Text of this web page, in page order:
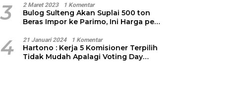
3 2 Maret 2023 1 Komentar
Bulog Sulteng Akan Suplai 500 ton
Beras Impor ke Parimo, Ini Harga per
4 21 Januari 2024 1 Komentar
Hartono : Kerja 5 Komisioner Terpilih
Tidak Mudah Apalagi Voting Day